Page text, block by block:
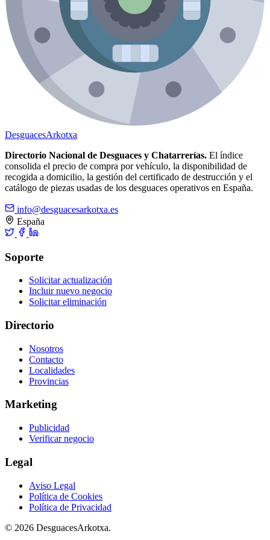
DesguacesArkotxa
Directorio Nacional de Desguaces y Chatarrerías. El índice
consolida el precio de compra por vehículo, la disponibilidad de
recogida a domicilio, la gestión del certificado de destrucción y el
catálogo de piezas usadas de los desguaces operativos en España.
info@desguacesarkotxa.es
España
Soporte
Solicitar actualización
Incluir nuevo negocio
Solicitar eliminación
Directorio
Nosotros
Contacto
Localidades
Provincias
Marketing
Publicidad
Verificar negocio
Legal
Aviso Legal
Política de Cookies
Política de Privacidad
© 2026 DesguacesArkotxa.